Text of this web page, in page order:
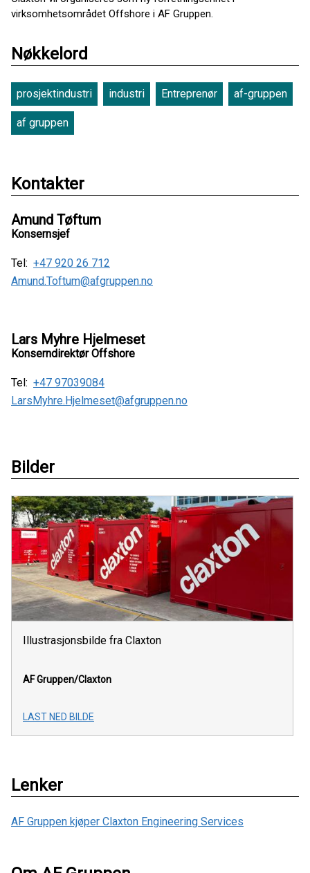
virksomhetsområdet Offshore i AF Gruppen.
Nøkkelord
prosjektindustri industri Entreprenør af-gruppen
af gruppen
Kontakter
Amund Tøftum
Konsernsjef
Tel: +47 920 26 712
Amund.Toftum@afgruppen.no
Lars Myhre Hjelmeset
Konserndirektør Offshore
Tel: +47 97039084
LarsMyhre.Hjelmeset@afgruppen.no
Bilder
Illustrasjonsbilde fra Claxton
AF Gruppen/Claxton
LAST NED BILDE
Lenker
AF Gruppen kjøper Claxton Engineering Services